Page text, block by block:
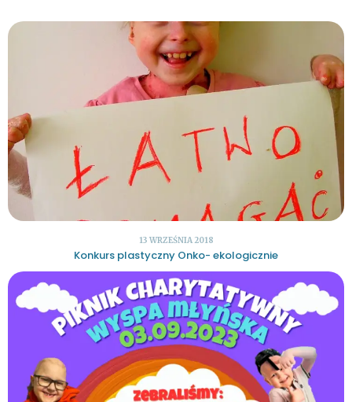
13 WRZEŚNIA 2018
Konkurs plastyczny Onko- ekologicznie